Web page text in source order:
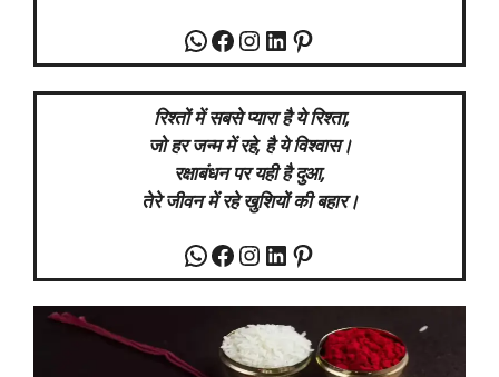
WhatsApp
Facebook
Instagram
LinkedIn
Pinterest
रिश्तों में सबसे प्यारा है ये रिश्ता,
जो हर जन्म में रहे, है ये विश्वास।
रक्षाबंधन पर यही है दुआ,
तेरे जीवन में रहे खुशियों की बहार।
WhatsApp
Facebook
Instagram
LinkedIn
Pinterest